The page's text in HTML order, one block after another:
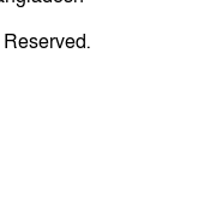
Reserved.